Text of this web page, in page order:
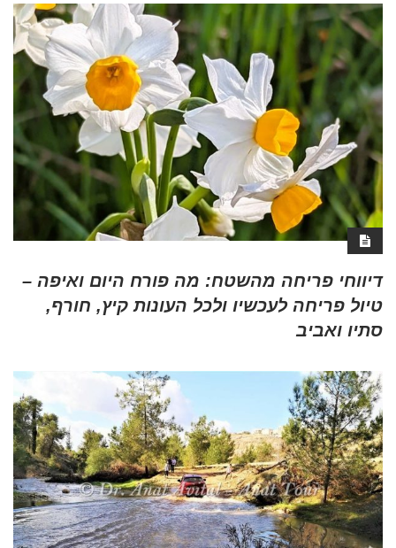
דיווחי פריחה מהשטח: מה פורח היום ואיפה –
טיול פריחה לעכשיו ולכל העונות קיץ, חורף,
סתיו ואביב